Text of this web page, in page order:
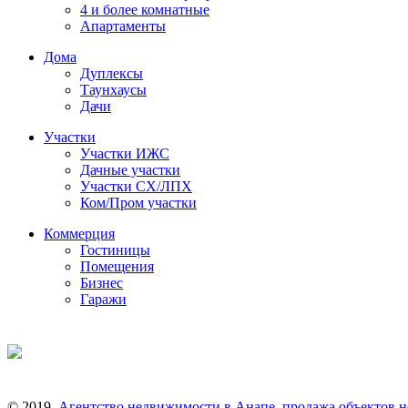
4 и более комнатные
Апартаменты
Дома
Дуплексы
Таунхаусы
Дачи
Участки
Участки ИЖС
Дачные участки
Участки СХ/ЛПХ
Ком/Пром участки
Коммерция
Гостиницы
Помещения
Бизнес
Гаражи